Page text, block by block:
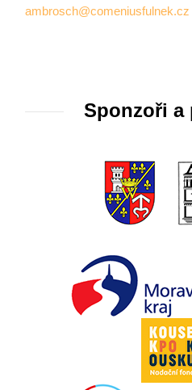
ambrosch@comeniusfulnek.cz
Sponzoři a